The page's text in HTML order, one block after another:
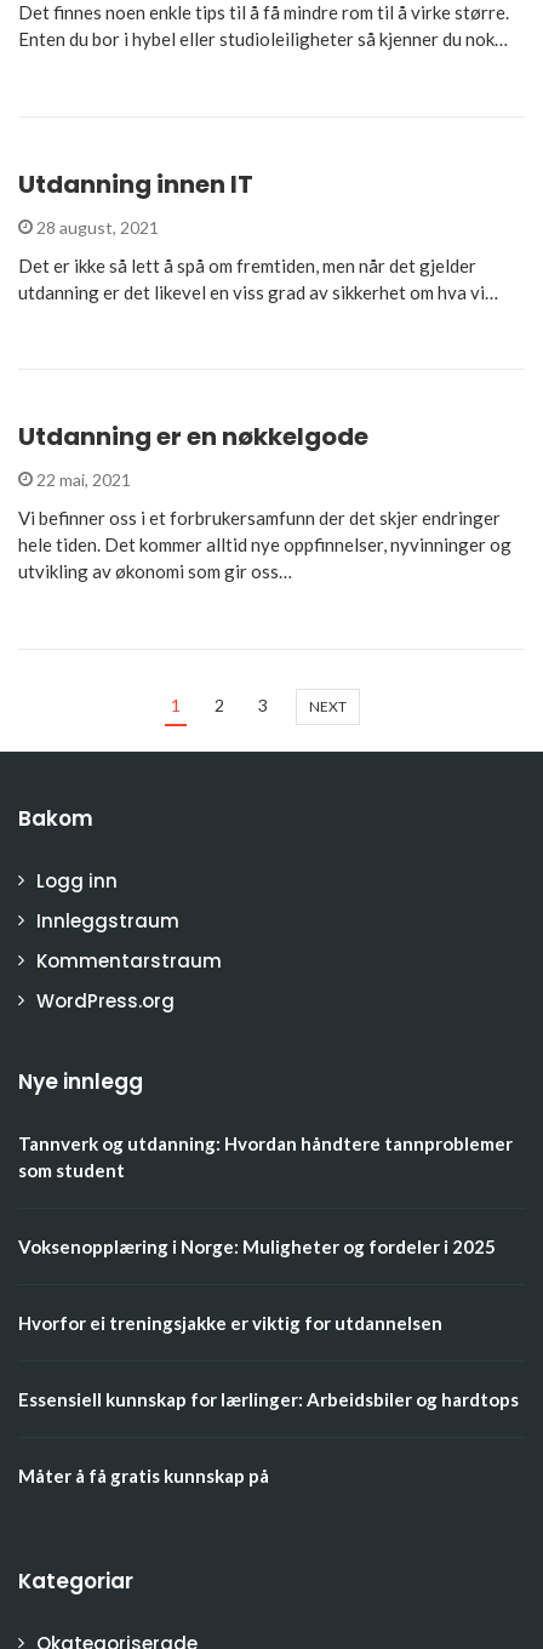
Det finnes noen enkle tips til å få mindre rom til å virke større.
Enten du bor i hybel eller studioleiligheter så kjenner du nok…
Utdanning innen IT
28 august, 2021
Det er ikke så lett å spå om fremtiden, men når det gjelder
utdanning er det likevel en viss grad av sikkerhet om hva vi…
Utdanning er en nøkkelgode
22 mai, 2021
Vi befinner oss i et forbrukersamfunn der det skjer endringer
hele tiden. Det kommer alltid nye oppfinnelser, nyvinninger og
utvikling av økonomi som gir oss…
1 2 3 NEXT
Bakom
Logg inn
Innleggstraum
Kommentarstraum
WordPress.org
Nye innlegg
Tannverk og utdanning: Hvordan håndtere tannproblemer
som student
Voksenopplæring i Norge: Muligheter og fordeler i 2025
Hvorfor ei treningsjakke er viktig for utdannelsen
Essensiell kunnskap for lærlinger: Arbeidsbiler og hardtops
Måter å få gratis kunnskap på
Kategoriar
Okategoriserade